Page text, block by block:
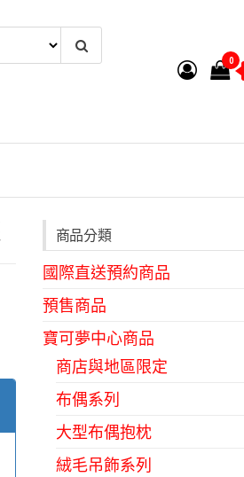
0
商品分類
國際直送預約商品
預售商品
寶可夢中心商品
商店與地區限定
布偶系列
大型布偶抱枕
絨毛吊飾系列